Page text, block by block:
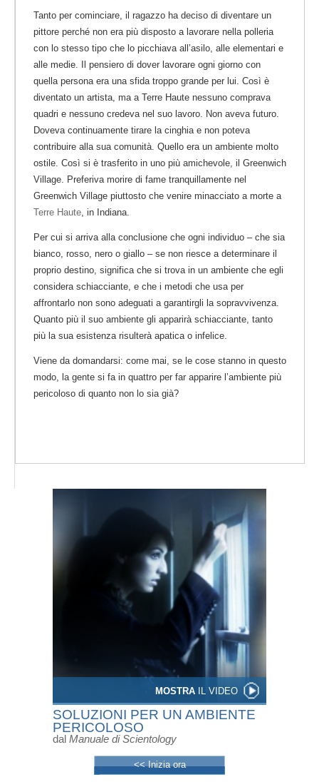
MOSTRA IL VIDEO
SOLUZIONI PER UN AMBIENTE
PERICOLOSO
dal Manuale di Scientology
<< Inizia ora
Tanto per cominciare, il ragazzo ha deciso di diventare un
pittore perché non era più disposto a lavorare nella polleria
con lo stesso tipo che lo picchiava all’asilo, alle elementari e
alle medie. Il pensiero di dover lavorare ogni giorno con
quella persona era una sfida troppo grande per lui. Così è
diventato un artista, ma a Terre Haute nessuno comprava
quadri e nessuno credeva nel suo lavoro. Non aveva futuro.
Doveva continuamente tirare la cinghia e non poteva
contribuire alla sua comunità. Quello era un ambiente molto
ostile. Così si è trasferito in uno più amichevole, il Greenwich
Village. Preferiva morire di fame tranquillamente nel
Greenwich Village piuttosto che venire minacciato a morte a
Terre Haute , in Indiana.
Per cui si arriva alla conclusione che ogni individuo – che sia
bianco, rosso, nero o giallo – se non riesce a determinare il
proprio destino, significa che si trova in un ambiente che egli
considera schiacciante, e che i metodi che usa per
affrontarlo non sono adeguati a garantirgli la sopravvivenza.
Quanto più il suo ambiente gli apparirà schiacciante, tanto
più la sua esistenza risulterà apatica o infelice.
Viene da domandarsi: come mai, se le cose stanno in questo
modo, la gente si fa in quattro per far apparire l’ambiente più
pericoloso di quanto non lo sia già?